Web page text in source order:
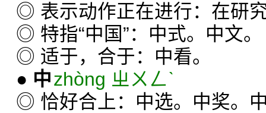
◎ 表示动作正在进行：在研
◎ 特指“中国”：中式。中文。
◎ 适于，合于：中看。
● 中zhòng ㄓㄨㄥˋ
◎ 恰好合上：中选。中奖。